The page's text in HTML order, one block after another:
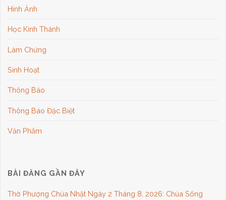
Hình Ảnh
Học Kinh Thánh
Làm Chứng
Sinh Hoạt
Thông Báo
Thông Báo Đặc Biệt
Văn Phẩm
BÀI ĐĂNG GẦN ĐÂY
Thờ Phượng Chúa Nhật Ngày 2 Tháng 8, 2026: Chúa Sống